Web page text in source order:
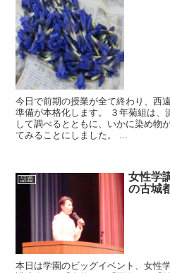
今日で前期の授業が全て終わり、西
準備が本格化します。 ３年菊組は、
して調べるとともに、いかに染め物
てみることにしました。 ...
話題
女性学
の古城
本日は学園のビッグイベント、女性